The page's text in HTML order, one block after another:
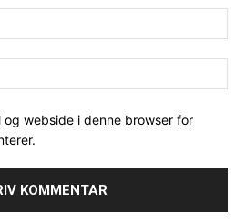
og webside i denne browser for